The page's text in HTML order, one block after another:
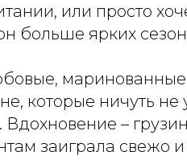
или просто
больше ярких
которые ничуть не
–
заиграла свежо